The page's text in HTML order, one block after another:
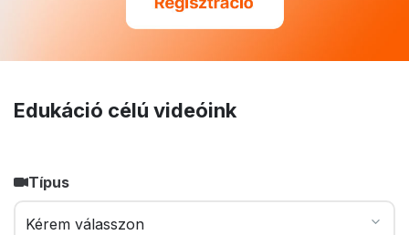
Edukáció célú videóink
Típus